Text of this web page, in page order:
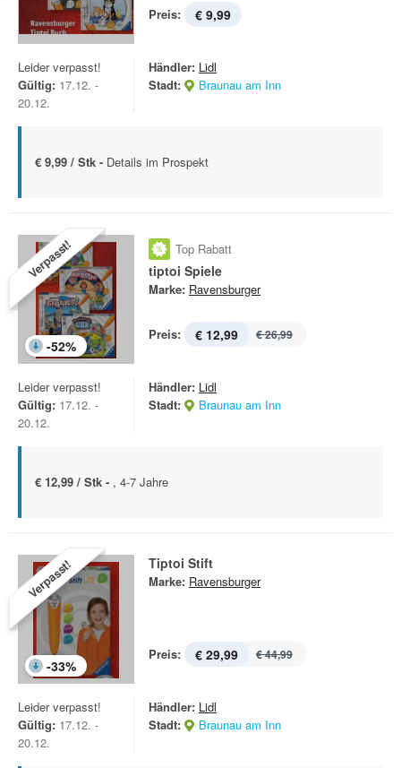
Preis: € 9,99
Leider verpasst!
Gültig: 17.12. -
20.12.
Händler: Lidl
Stadt:
Braunau am Inn
€ 9,99 / Stk - Details im Prospekt
Verpasst!
-52%
Top Rabatt
tiptoi Spiele
Marke: Ravensburger
Preis: € 12,99 € 26,99
Leider verpasst!
Gültig: 17.12. -
20.12.
Händler: Lidl
Stadt:
Braunau am Inn
€ 12,99 / Stk - , 4-7 Jahre
Verpasst!
-33%
Tiptoi Stift
Marke: Ravensburger
Preis: € 29,99 € 44,99
Leider verpasst!
Gültig: 17.12. -
20.12.
Händler: Lidl
Stadt:
Braunau am Inn